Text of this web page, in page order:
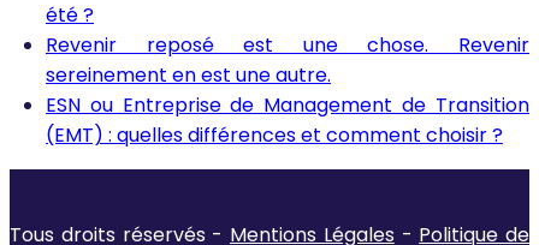
été ?
Revenir reposé est une chose. Revenir
sereinement en est une autre.
ESN ou Entreprise de Management de Transition
(EMT) : quelles différences et comment choisir ?
Tous droits réservés - Mentions Légales - Politique de